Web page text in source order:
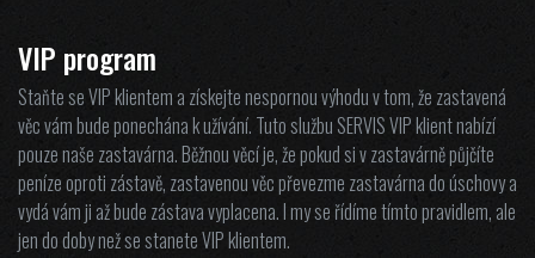
VIP program
Staňte se VIP klientem a získejte nespornou výhodu v tom, že zastavená
věc vám bude ponechána k užívání. Tuto službu SERVIS VIP klient nabízí
pouze naše zastavárna. Běžnou věcí je, že pokud si v zastavárně půjčíte
peníze oproti zástavě, zastavenou věc převezme zastavárna do úschovy a
vydá vám ji až bude zástava vyplacena. I my se řídíme tímto pravidlem, ale
jen do doby než se stanete VIP klientem.